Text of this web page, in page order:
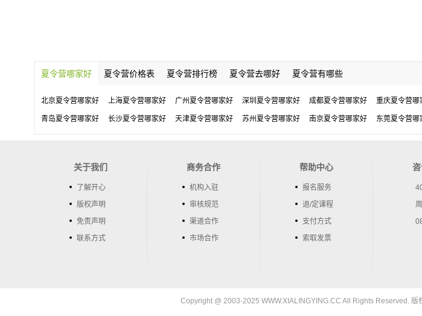
夏令营哪家好 夏令营价格表 夏令营排行榜 夏令营去哪好 夏令营有哪些
北京夏令营哪家好 上海夏令营哪家好 广州夏令营哪家好 深圳夏令营哪家好 成都夏令营哪家好 重庆夏令营哪
青岛夏令营哪家好 长沙夏令营哪家好 天津夏令营哪家好 苏州夏令营哪家好 南京夏令营哪家好 东莞夏令营哪
关于我们
了解开心
版权声明
免责声明
联系方式
商务合作
机构入驻
审核规范
渠道合作
市场合作
帮助中心
报名服务
退/定课程
支付方式
索取发票
Copyright @ 2003-2025 WWW.XIALINGYING.CC All Rights Reserved. 版